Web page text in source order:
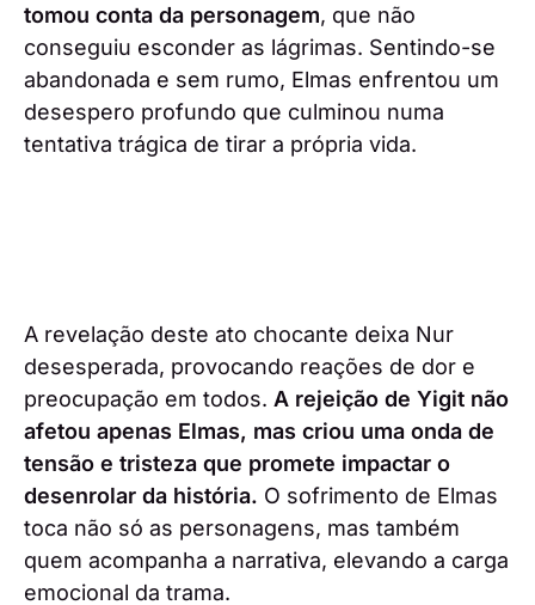
tomou conta da personagem, que não
conseguiu esconder as lágrimas. Sentindo-se
abandonada e sem rumo, Elmas enfrentou um
desespero profundo que culminou numa
tentativa trágica de tirar a própria vida.
A revelação deste ato chocante deixa Nur
desesperada, provocando reações de dor e
preocupação em todos. A rejeição de Yigit não
afetou apenas Elmas, mas criou uma onda de
tensão e tristeza que promete impactar o
desenrolar da história. O sofrimento de Elmas
toca não só as personagens, mas também
quem acompanha a narrativa, elevando a carga
emocional da trama.